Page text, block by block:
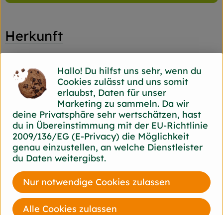
Herkunft
Burchhardt
45136 Essen Burchhardt
zur Webseite
Hallo! Du hilfst uns sehr, wenn du
Cookies zulässt und uns somit
erlaubst, Daten für unser
Marketing zu sammeln. Da wir
deine Privatsphäre sehr wertschätzen, hast
du in Übereinstimmung mit der EU-Richtlinie
2009/136/EG (E-Privacy) die Möglichkeit
genau einzustellen, an welche Dienstleister
du Daten weitergibst.
Nur notwendige Cookies zulassen
Alle Cookies zulassen